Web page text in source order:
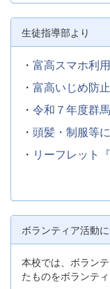
生徒指導部より
・ 富高スマホ利
・ 富高いじめ防
・ 令和７年度群
・ 頭髪・制服等
・ リーフレット
ボランティア活動
本校では、ボラン
たものをボランテ